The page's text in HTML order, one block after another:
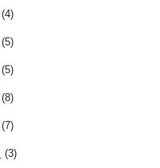
(4)
(5)
(5)
(8)
(7)
(3)